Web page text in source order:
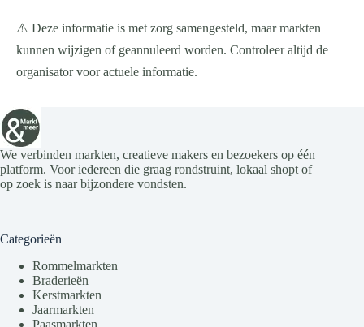
⚠️ Deze informatie is met zorg samengesteld, maar markten
kunnen wijzigen of geannuleerd worden. Controleer altijd de
organisator voor actuele informatie.
We verbinden markten, creatieve makers en bezoekers op één
platform. Voor iedereen die graag rondstruint, lokaal shopt of
op zoek is naar bijzondere vondsten.
Categorieën
Rommelmarkten
Braderieën
Kerstmarkten
Jaarmarkten